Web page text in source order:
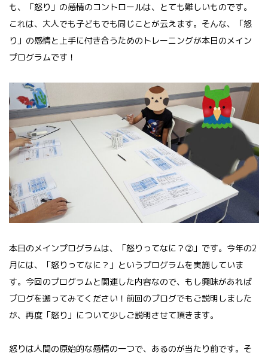
も、「怒り」の感情のコントロールは、とても難しいものです。
これは、大人でも子どもでも同じことが云えます。そんな、「怒
り」の感情と上手に付き合うためのトレーニングが本日のメイン
プログラムです！
本日のメインプログラムは、「怒りってなに？②」です。今年の2
月には、「怒りってなに？」というプログラムを実施していま
す。今回のプログラムと関連した内容なので、もし興味があれば
ブログを遡ってみてください！前回のブログでもご説明しました
が、再度「怒り」について少しご説明させて頂きます。
怒りは人間の原始的な感情の一つで、あるのが当たり前です。そ